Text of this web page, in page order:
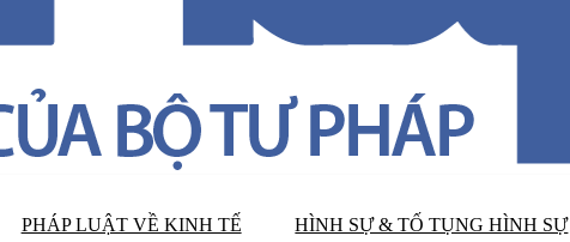
PHÁP LUẬT VỀ KINH TẾ HÌNH SỰ & TỐ TỤNG HÌNH SỰ